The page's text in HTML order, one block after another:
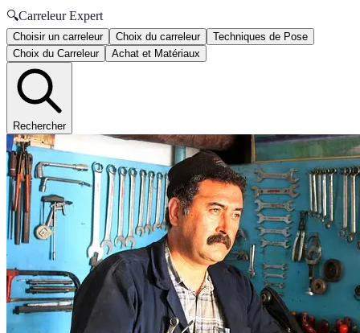
🔍Carreleur Expert
Choisir un carreleur Choix du carreleur
Techniques de Pose
Choix du Carreleur
Achat et Matériaux
Rechercher